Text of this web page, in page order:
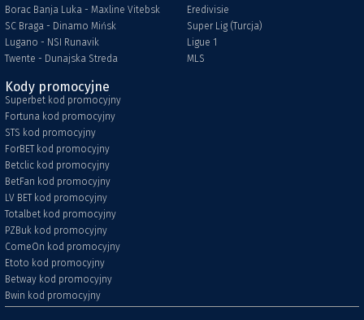
Borac Banja Luka - Maxline Vitebsk
SC Braga - Dinamo Mińsk
Lugano - NSI Runavik
Twente - Dunajska Streda
Eredivisie
Super Lig (Turcja)
Ligue 1
MLS
Kody promocyjne
Superbet kod promocyjny
Fortuna kod promocyjny
STS kod promocyjny
ForBET kod promocyjny
Betclic kod promocyjny
BetFan kod promocyjny
LV BET kod promocyjny
Totalbet kod promocyjny
PZBuk kod promocyjny
ComeOn kod promocyjny
Etoto kod promocyjny
Betway kod promocyjny
Bwin kod promocyjny